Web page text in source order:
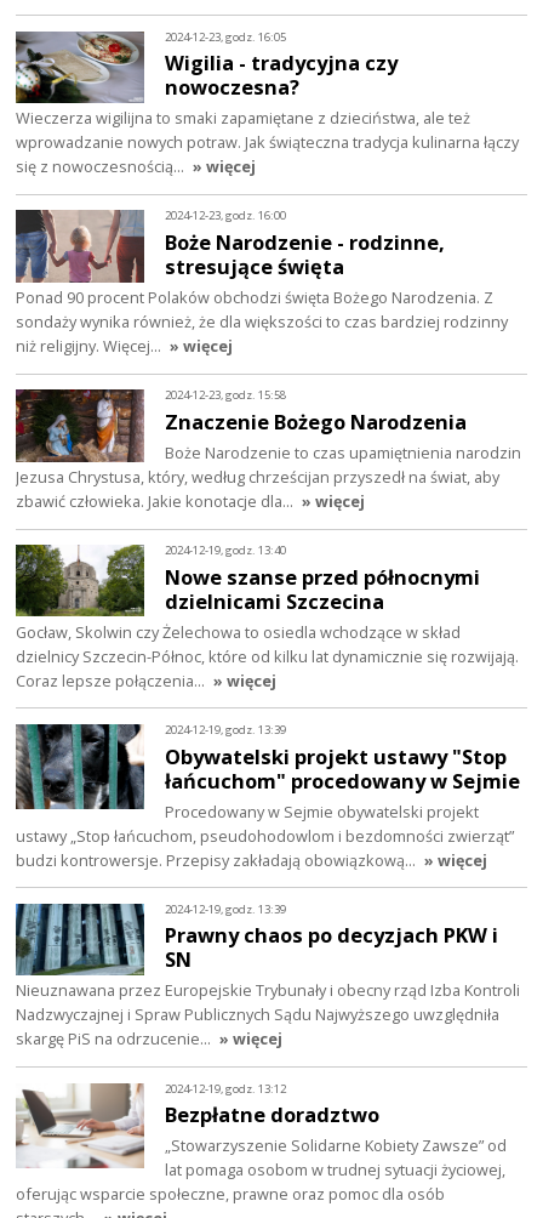
2024-12-23, godz. 16:05
Wigilia - tradycyjna czy
nowoczesna?
Wieczerza wigilijna to smaki zapamiętane z dzieciństwa, ale też
wprowadzanie nowych potraw. Jak świąteczna tradycja kulinarna łączy
się z nowoczesnością… » więcej
2024-12-23, godz. 16:00
Boże Narodzenie - rodzinne,
stresujące święta
Ponad 90 procent Polaków obchodzi święta Bożego Narodzenia. Z
sondaży wynika również, że dla większości to czas bardziej rodzinny
niż religijny. Więcej… » więcej
2024-12-23, godz. 15:58
Znaczenie Bożego Narodzenia
Boże Narodzenie to czas upamiętnienia narodzin
Jezusa Chrystusa, który, według chrześcijan przyszedł na świat, aby
zbawić człowieka. Jakie konotacje dla… » więcej
2024-12-19, godz. 13:40
Nowe szanse przed północnymi
dzielnicami Szczecina
Gocław, Skolwin czy Żelechowa to osiedla wchodzące w skład
dzielnicy Szczecin-Północ, które od kilku lat dynamicznie się rozwijają.
Coraz lepsze połączenia… » więcej
2024-12-19, godz. 13:39
Obywatelski projekt ustawy "Stop
łańcuchom" procedowany w Sejmie
Procedowany w Sejmie obywatelski projekt
ustawy „Stop łańcuchom, pseudohodowlom i bezdomności zwierząt”
budzi kontrowersje. Przepisy zakładają obowiązkową… » więcej
2024-12-19, godz. 13:39
Prawny chaos po decyzjach PKW i
SN
Nieuznawana przez Europejskie Trybunały i obecny rząd Izba Kontroli
Nadzwyczajnej i Spraw Publicznych Sądu Najwyższego uwzględniła
skargę PiS na odrzucenie… » więcej
2024-12-19, godz. 13:12
Bezpłatne doradztwo
„Stowarzyszenie Solidarne Kobiety Zawsze” od
lat pomaga osobom w trudnej sytuacji życiowej,
oferując wsparcie społeczne, prawne oraz pomoc dla osób